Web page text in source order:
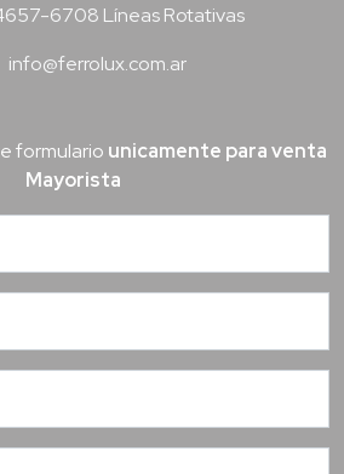
6708 Líneas Rotativas
info@ferrolux.com.ar
formulario unicamente para venta
Mayorista